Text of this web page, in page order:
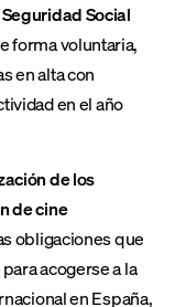
Social
forma voluntaria,
en alta con
en el año
de los
de cine
obligaciones que
acogerse a la
en España,